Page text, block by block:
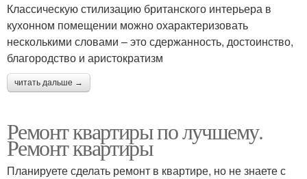
Классическую стилизацию британского интерьера в
кухонном помещении можно охарактеризовать
несколькими словами – это сдержанность, достоинство,
благородство и аристократизм
читать дальше →
Ремонт квартиры по лучшему.
Ремонт квартиры
Планируете сделать ремонт в квартире, но не знаете с